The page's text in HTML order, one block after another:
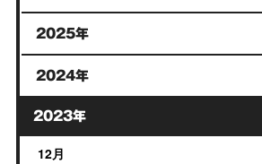
2025年
2024年
2023年
12月